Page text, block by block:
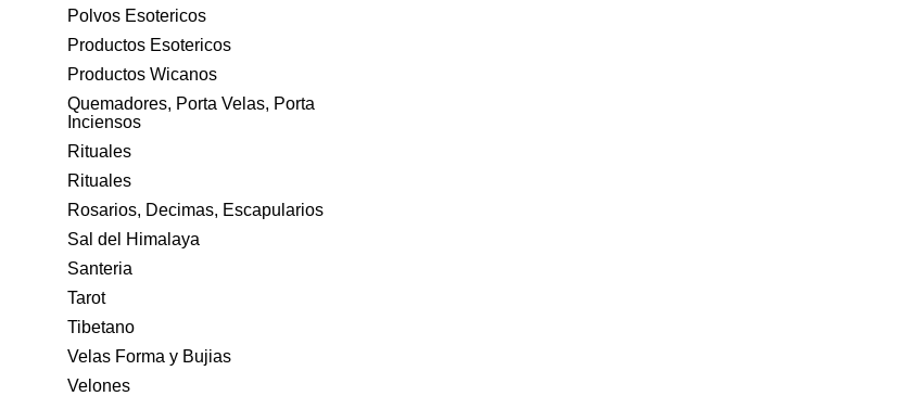
Polvos Esotericos
Productos Esotericos
Productos Wicanos
Quemadores, Porta Velas, Porta
Inciensos
Rituales
Rituales
Rosarios, Decimas, Escapularios
Sal del Himalaya
Santeria
Tarot
Tibetano
Velas Forma y Bujias
Velones